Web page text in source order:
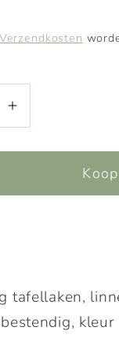
Verzendkosten
Aantal
voor
Tafellaken
linnenlook
tafellaken,